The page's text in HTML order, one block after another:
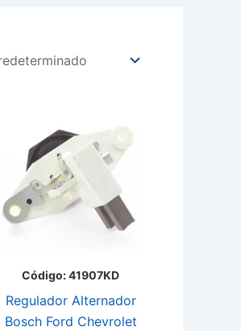
Código: 41907KD
Regulador Alternador
Bosch Ford Chevrolet